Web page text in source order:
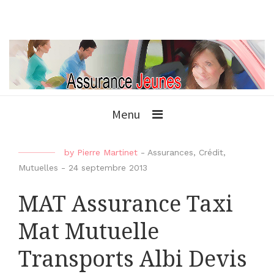
Menu
by Pierre Martinet - Assurances, Crédit,
Mutuelles - 24 septembre 2013
MAT Assurance Taxi
Mat Mutuelle
Transports Albi Devis